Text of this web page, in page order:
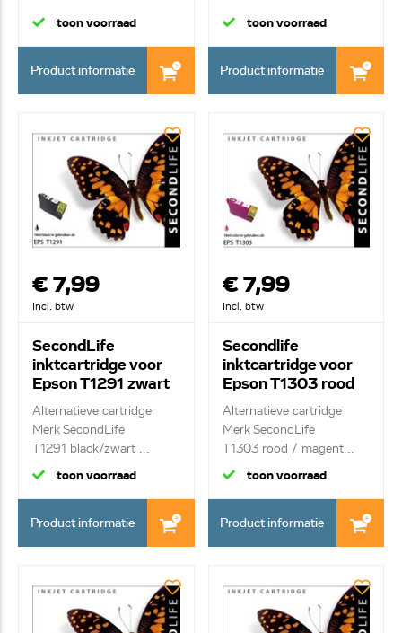
toon voorraad
Product informatie
toon voorraad
Product informatie
€ 7,99
Incl. btw
SecondLife
inktcartridge voor
Epson T1291 zwart
Alternatieve cartridge
Merk SecondLife
T1291 black/zwart ...
toon voorraad
Product informatie
€ 7,99
Incl. btw
Secondlife
inktcartridge voor
Epson T1303 rood
Alternatieve cartridge
Merk SecondLife
T1303 rood / magent...
toon voorraad
Product informatie